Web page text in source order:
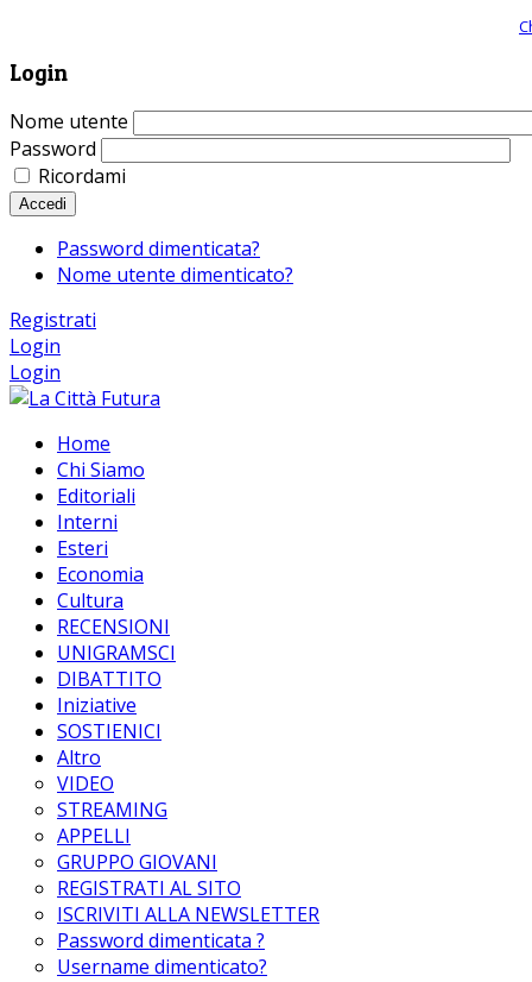
Login
Nome utente
Password
Ricordami
Accedi
Password dimenticata?
Nome utente dimenticato?
Registrati
Login
Login
Home
Chi Siamo
Editoriali
Interni
Esteri
Economia
Cultura
RECENSIONI
UNIGRAMSCI
DIBATTITO
Iniziative
SOSTIENICI
Altro
VIDEO
STREAMING
APPELLI
GRUPPO GIOVANI
REGISTRATI AL SITO
ISCRIVITI ALLA NEWSLETTER
Password dimenticata ?
Username dimenticato?